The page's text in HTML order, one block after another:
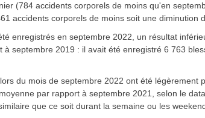
(784 accidents corporels de moins qu'en
accidents corporels de moins soit une diminution
enregistrés en septembre 2022, un résultat
à septembre 2019 : il avait été enregistré 6 763
du mois de septembre 2022 ont été légèrement
par rapport à septembre 2021, selon le
que ce soit durant la semaine ou les